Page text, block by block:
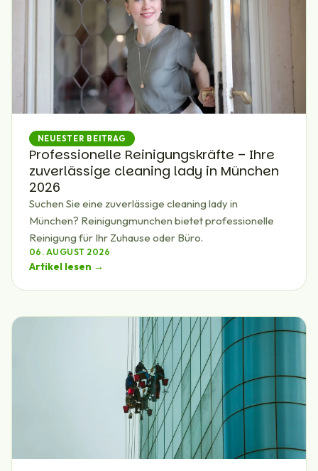
NEUESTER BEITRAG
Professionelle Reinigungskräfte – Ihre
zuverlässige cleaning lady in München
2026
Suchen Sie eine zuverlässige cleaning lady in
München? Reinigungmunchen bietet professionelle
Reinigung für Ihr Zuhause oder Büro.
06. AUGUST 2026
Artikel lesen →